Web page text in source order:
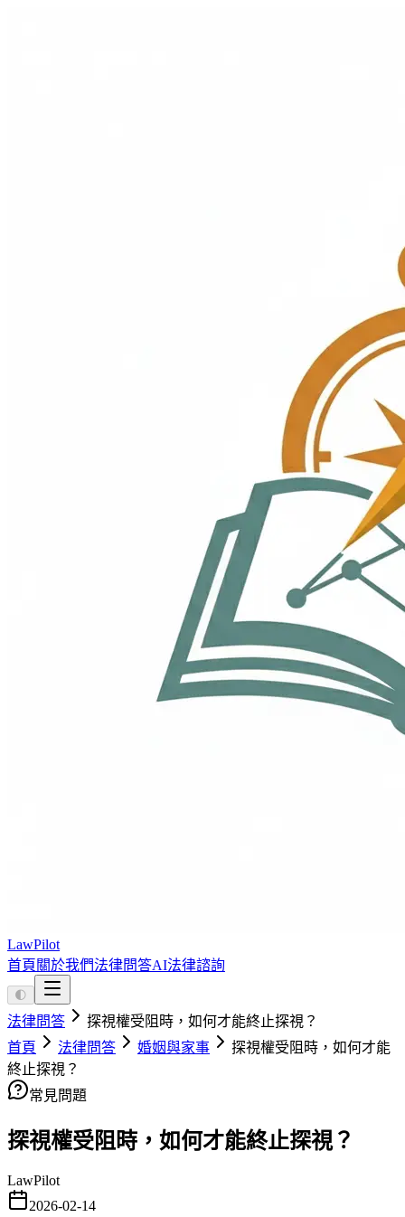
LawPilot
首頁 關於我們法律問答AI法律諮詢
🌓
法律問答
探視權受阻時，如何才能終止探視？
首頁
法律問答 婚姻與家事
探視權受阻時，如何才能
終止探視？
常見問題
探視權受阻時，如何才能終止探視？
LawPilot
2026-02-14